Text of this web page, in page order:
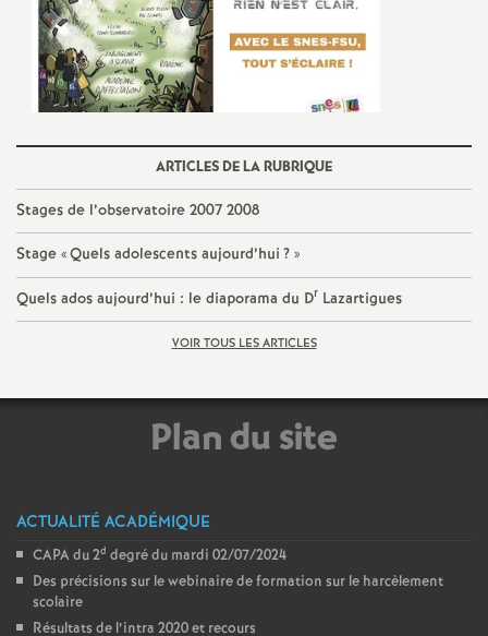
ARTICLES DE LA RUBRIQUE
Stages de l’observatoire 2007 2008
Stage «Quels adolescents aujourd’hui ? »
Quels ados aujourd’hui : le diaporama du Dr Lazartigues
VOIR TOUS LES ARTICLES
Plan du site
ACTUALITÉ ACADÉMIQUE
CAPA du 2d degré du mardi 02/07/2024
Des précisions sur le webinaire de formation sur le harcèlement
scolaire
Résultats de l’intra 2020 et recours